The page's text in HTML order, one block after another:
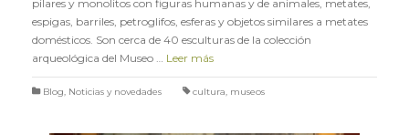
pilares y monolitos con figuras humanas y de animales, metates,
espigas, barriles, petroglifos, esferas y objetos similares a metates
domésticos. Son cerca de 40 esculturas de la colección
arqueológica del Museo … Leer más
Blog, Noticias y novedades cultura, museos